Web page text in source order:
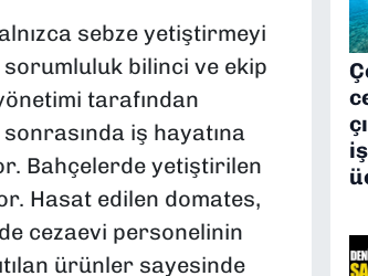
sebze yetiştirmeyi
bilinci ve ekip
tarafından
iş hayatına
Bahçelerde yetiştirilen
Hasat edilen domates,
cezaevi personelinin
ürünler sayesinde